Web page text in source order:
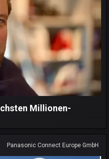
Millionen-
Panasonic Connect Europe GmbH